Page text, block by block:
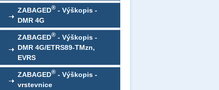
ZABAGED® - Výškopis -
DMR 4G
ZABAGED® - Výškopis -
DMR 4G/ETRS89-TMzn,
EVRS
ZABAGED® - Výškopis -
vrstevnice